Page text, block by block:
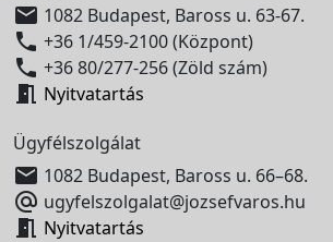
 1082 Budapest, Baross u. 63-67.
 +36 1/459-2100 (Központ)
 +36 80/277-256 (Zöld szám)
 Nyitvatartás
Ügyfélszolgálat
 1082 Budapest, Baross u. 66–68.
 ugyfelszolgalat@jozsefvaros.hu
 Nyitvatartás